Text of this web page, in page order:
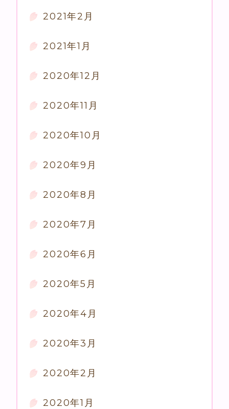
2021年2月
2021年1月
2020年12月
2020年11月
2020年10月
2020年9月
2020年8月
2020年7月
2020年6月
2020年5月
2020年4月
2020年3月
2020年2月
2020年1月